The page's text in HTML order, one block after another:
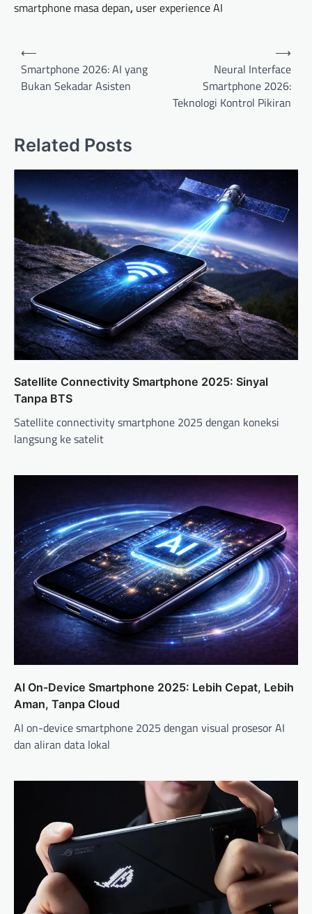
smartphone masa depan, user experience AI
n
a
v
i
a
t
i
o
n
⟵
Smartphone 2026: AI yang
Bukan Sekadar Asisten
Neural Interface
Smartphone 2026:
Teknologi Kontrol Pikiran
⟶
Related Posts
Satellite Connectivity Smartphone 2025: Sinyal
Tanpa BTS
Satellite connectivity smartphone 2025 dengan koneksi
langsung ke satelit
AI On-Device Smartphone 2025: Lebih Cepat, Lebih
Aman, Tanpa Cloud
AI on-device smartphone 2025 dengan visual prosesor AI
dan aliran data lokal